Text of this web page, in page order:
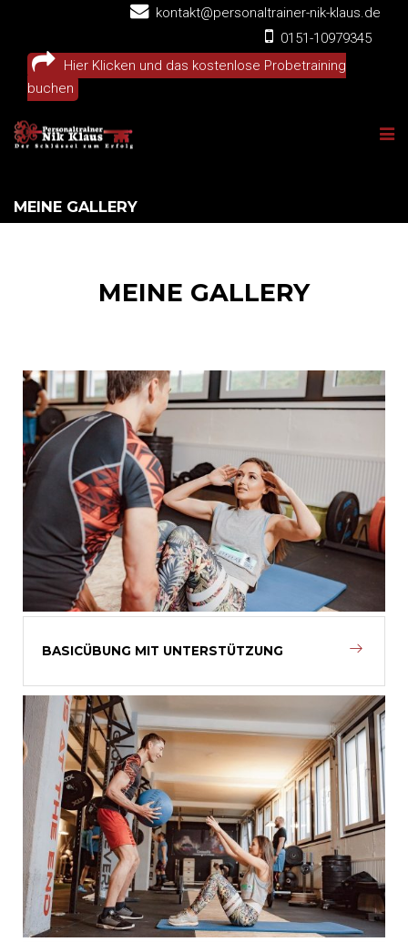
kontakt@personaltrainer-nik-klaus.de
0151-10979345
Hier Klicken und das kostenlose Probetraining
buchen
MEINE GALLERY
MEINE GALLERY
BASICÜBUNG MIT UNTERSTÜTZUNG